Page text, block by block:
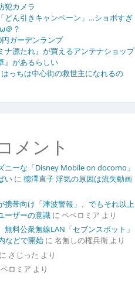
犯カメラ
どん引きキャンペーン」…ショボすぎ
＠？
ガーデンランプ
ナ源たれ』が買えるアンテナショップ
』があるらしい
っちは中心街の救世主になれるの
メント
ニーな「Disney Mobile on docomo」
いに 徳澤直子 浮気の原因は流失動画
携帯向け「津波警報」、でもそれ以上
ーザーの意識に ペペロミア より
無料公衆無線LAN「セブンスポット」
などで開始に 名無しの権兵衛より
に さじった より
ロミア より